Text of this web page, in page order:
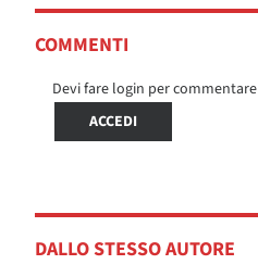
COMMENTI
Devi fare login per commentare
ACCEDI
DALLO STESSO AUTORE